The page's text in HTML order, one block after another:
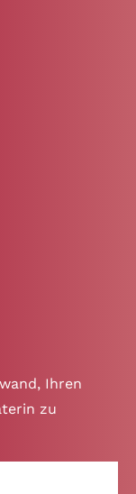
Ihren
zu